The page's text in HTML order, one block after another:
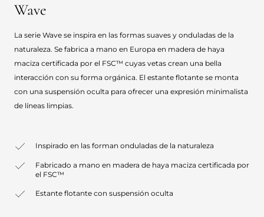
Wave
La serie Wave se inspira en las formas suaves y onduladas de la
naturaleza. Se fabrica a mano en Europa en madera de haya
maciza certificada por el FSC™ cuyas vetas crean una bella
interacción con su forma orgánica. El estante flotante se monta
con una suspensión oculta para ofrecer una expresión minimalista
de líneas limpias.
Inspirado en las forman onduladas de la naturaleza
Fabricado a mano en madera de haya maciza certificada por
el FSC™
Estante flotante con suspensión oculta